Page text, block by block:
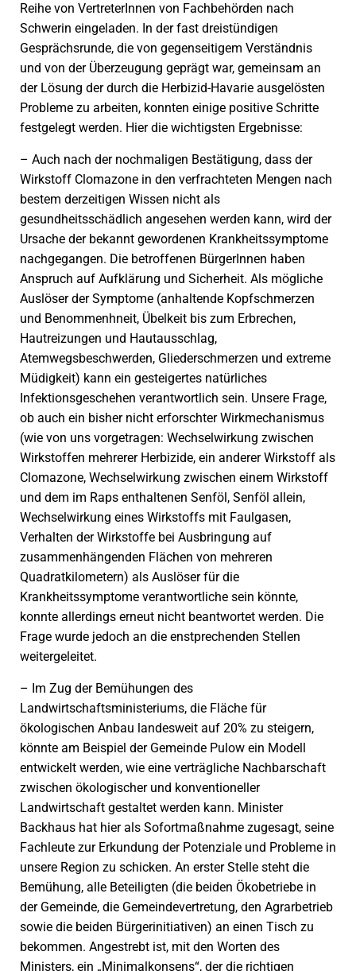
Reihe von VertreterInnen von Fachbehörden nach
Schwerin eingeladen. In der fast dreistündigen
Gesprächsrunde, die von gegenseitigem Verständnis
und von der Überzeugung geprägt war, gemeinsam an
der Lösung der durch die Herbizid-Havarie ausgelösten
Probleme zu arbeiten, konnten einige positive Schritte
festgelegt werden. Hier die wichtigsten Ergebnisse:
– Auch nach der nochmaligen Bestätigung, dass der
Wirkstoff Clomazone in den verfrachteten Mengen nach
bestem derzeitigen Wissen nicht als
gesundheitsschädlich angesehen werden kann, wird der
Ursache der bekannt gewordenen Krankheitssymptome
nachgegangen. Die betroffenen BürgerInnen haben
Anspruch auf Aufklärung und Sicherheit. Als mögliche
Auslöser der Symptome (anhaltende Kopfschmerzen
und Benommenhneit, Übelkeit bis zum Erbrechen,
Hautreizungen und Hautausschlag,
Atemwegsbeschwerden, Gliederschmerzen und extreme
Müdigkeit) kann ein gesteigertes natürliches
Infektionsgeschehen verantwortlich sein. Unsere Frage,
ob auch ein bisher nicht erforschter Wirkmechanismus
(wie von uns vorgetragen: Wechselwirkung zwischen
Wirkstoffen mehrerer Herbizide, ein anderer Wirkstoff als
Clomazone, Wechselwirkung zwischen einem Wirkstoff
und dem im Raps enthaltenen Senföl, Senföl allein,
Wechselwirkung eines Wirkstoffs mit Faulgasen,
Verhalten der Wirkstoffe bei Ausbringung auf
zusammenhängenden Flächen von mehreren
Quadratkilometern) als Auslöser für die
Krankheitssymptome verantwortliche sein könnte,
konnte allerdings erneut nicht beantwortet werden. Die
Frage wurde jedoch an die enstprechenden Stellen
weitergeleitet.
– Im Zug der Bemühungen des
Landwirtschaftsministeriums, die Fläche für
ökologischen Anbau landesweit auf 20% zu steigern,
könnte am Beispiel der Gemeinde Pulow ein Modell
entwickelt werden, wie eine verträgliche Nachbarschaft
zwischen ökologischer und konventioneller
Landwirtschaft gestaltet werden kann. Minister
Backhaus hat hier als Sofortmaßnahme zugesagt, seine
Fachleute zur Erkundung der Potenziale und Probleme in
unsere Region zu schicken. An erster Stelle steht die
Bemühung, alle Beteiligten (die beiden Ökobetriebe in
der Gemeinde, die Gemeindevertretung, den Agrarbetrieb
sowie die beiden Bürgerinitiativen) an einen Tisch zu
bekommen. Angestrebt ist, mit den Worten des
Ministers, ein „Minimalkonsens“, der die richtigen